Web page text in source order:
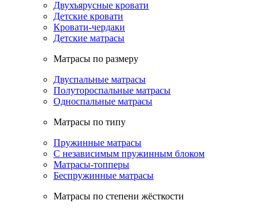
Двухъярусные кровати
Детские кровати
Кровати-чердаки
Детские матрасы
Матрасы по размеру
Двуспальные матрасы
Полутороспальные матрасы
Односпальные матрасы
Матрасы по типу
Пружинные матрасы
С независимым пружинным блоком
Матрасы-топперы
Беспружинные матрасы
Матрасы по степени жёсткости